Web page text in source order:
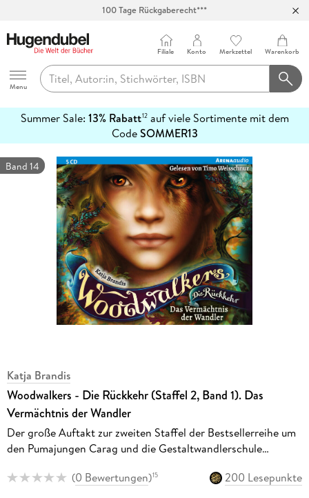
Hugendubel
Menu
Filiale Konto Merkzettel Warenkorb
Summer Sale: 13% Rabatt12auf viele Sortimente mit dem
CodeSOMMER13
erfahren
Band 14
Katja Brandis
Woodwalkers - Die Rückkehr (Staffel 2, Band 1). Das
Vermächtnis der Wandler
Der große Auftakt zur zweiten Staffel der Bestsellerreihe um
den Pumajungen Carag und die Gestaltwandlerschule
(0 Bewertungen)15
200 Lesepunkte